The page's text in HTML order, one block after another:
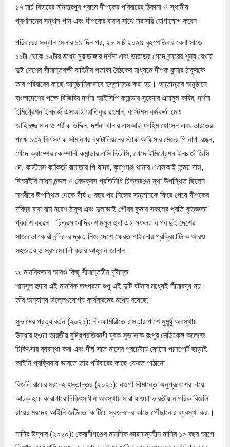
১৭ মার্চ বিহারের মনিহারপুর গ্রামে দীপকের পরিবারের ঠিকানা ও স্থানীয়
প্রশাসনের সন্ধান পান এবং দীপকের বাবার সাথে সরাসরি যোগাযোগ করেন।
পরিবারের সন্ধান মেলার ১১ দিন পর, ২৮ মার্চ ২০২৪ বৃহস্পতিবার বেলা সাড়ে
১১টা থেকে ১২টার মধ্যে চুয়াডাঙ্গার দর্শনা এবং ভারতের গেদে বন্দরের শূন্য রেখায়
দুই দেশের সীমান্তরক্ষী বাহিনীর পতাকা বৈঠকের মাধ্যমে দীপক কুমার ঠাকুরকে
তার পরিবারের কাছে আনুষ্ঠানিকভাবে হস্তান্তর করা হয়। হস্তান্তর অনুষ্ঠানে
বাংলাদেশের পক্ষে বিজিবির দর্শনা আইসিপি কমান্ডার সুবেদার এনামুল কবির, দর্শনা
ইমিগ্রেশন ইনচার্জ এসআই আতিকুর রহমান, কাস্টমস কর্মকর্তা মোঃ
জাহিদুজ্জামান ও শরীফ উদ্দিন, দর্শনা থানার এসআই ফাহিম হোসেন এবং ভারতের
পক্ষে ১৩২ বিএসএফ সীমানগর ব্যাটালিয়নের স্টাফ অফিসার মেজর পি নাগা রঞ্জন,
গেঁদে ক্যাম্পের কোম্পানী কমান্ডার এসি ভিটাসি, গেদে ইমিগ্রেশন ইনচার্জ জিসি
দে, কাস্টমস কর্মকর্তা রামাতার পি যাদব, কৃষ্ণগঞ্জ থানার এএসআই তন্ময় দাস,
ডিআইবি সাধন মন্ডল ও রেডক্রস প্রতিনিধি চিত্তরঞ্জন ন্থা উপস্থিত ছিলেন।
সশরীরে উপস্থিত থেকে দীর্ঘ ৫ বছর পর নিজের সন্তানকে ফিরে পেয়ে দীপকের
দরিদ্র বাবা রাম নরেশ ঠাকুর এবং দুলাভাই গৌরব কুমার সকলের প্রতি কৃতজ্ঞতা
প্রকাশ করেন। চিত্রসাংবাদিক শামসুল হুদা এই সফলতার পর দুই দেশের
সাজাভোগকারী বন্দিদের দ্রুত নিজ দেশে ফেরত পাঠানোর প্রক্রিয়াটিকে আরও
সহজতর ও স্বল্পমেয়াদী করার আহ্বান জানান।
৩. মানবিকতার আরও কিছু সীমান্তহীন দৃষ্টান্ত
শামসুল হুদার এই মানবিক তৎপরতা শুধু এই দুটি ঘটনার মধ্যেই সীমাবদ্ধ নয়।
তাঁর অন্যান্য উল্লেখযোগ্য কার্যক্রমের মধ্যে রয়েছে:
সুভাষের প্রত্যাবর্তন (২০২১): নীলফামারীতে রাস্তার পাশে মুমূর্ষু অবস্থায়
উদ্ধার হওয়া ভারতীয় বুদ্ধিপ্রতিবন্ধী যুবক সুভাষকে রংপুর মেডিকেল কলেজে
চিকিৎসার ব্যবস্থা করা এবং দীর্ঘ সাত মাসের প্রচেষ্টায় কোনো পাসপোর্ট ছাড়াই
আইনি প্রক্রিয়ায় ভারতে তার পরিবারের কাছে ফেরত পাঠানো।
বিজলি রায়ের মরদেহ হস্তান্তর (২০২১): নওগাঁ সীমান্তে অনুপ্রবেশের দায়ে
আটক হয়ে কারাগারে চিকিৎসাধীন অবস্থায় মারা যাওয়া ভারতীয় নাগরিক বিজলি
রায়ের মরদেহ আইনি জটিলতা কাটিয়ে স্বজনদের কাছে পৌঁছানোর ব্যবস্থা করা।
নাসির উদ্ধার (২০২০): কেরানীগঞ্জের মানসিক ভারসাম্যহীন নাসির ১০ বছর আগে